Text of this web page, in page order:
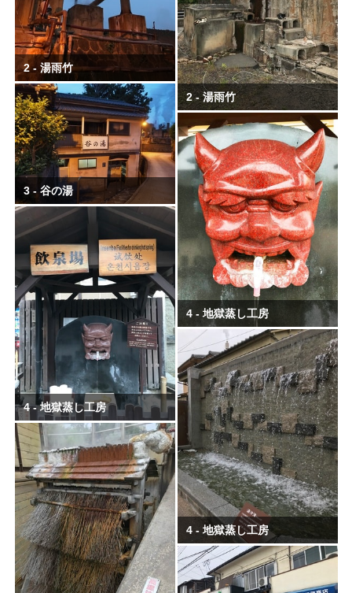
2 - 湯雨竹
2 - 湯雨竹
3 - 谷の湯
4 - 地獄蒸し工房
4 - 地獄蒸し工房
4 - 地獄蒸し工房
6